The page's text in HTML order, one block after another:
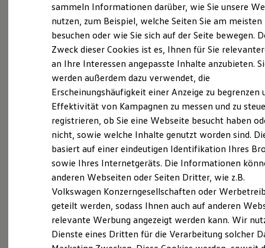
Reichweite
Reichweite der ID. Modelle
Reichweite im Winter
Laden
Laden unterwegs
Laden Zuhause
Ladezeitensimulator
Batterie
Sicherheit
Garantie und Lebensdauer
Nachhaltigkeit
Technologie
Kosten und Kauf
Verbrauchskosten
Kaufoptionen
E-Auto-Förderung
Software und Konnektivität
Die ID. Software 6
ID. Software Versionen und Updates
Digitale Extras
Schnittstellen zu Ihrem ID.
Exterieur
Harmonisch aufeinander abgestimmt: Mit
beleuchtendem VolkswagenLogo und schnittigen
Frontstoßfängern weiß der Golfoptisch zu
überzeugen. Auch die neuen Scheinwerfer und
Rückleuchten mit optionalen dynamischen
sammeln Informationen darüber, wie Sie unsere
nutzen, zum Beispiel, welche Seiten Sie am meisten
besuchen oder wie Sie sich auf der Seite bewegen.
Zweck dieser Cookies ist es, Ihnen für Sie
an Ihre Interessen angepasste Inhalte anzubieten.
werden außerdem dazu verwendet, die
Erscheinungshäufigkeit einer Anzeige zu begrenzen
Effektivität von Kampagnen zu messen und zu
registrieren, ob Sie eine Webseite besucht haben
nicht, sowie welche Inhalte genutzt worden sind.
basiert auf einer eindeutigen Identifikation Ihres
sowie Ihres Internetgeräts. Die Informationen
anderen Webseiten oder Seiten Dritter, wie z.B.
Volkswagen Konzerngesellschaften oder
geteilt werden, sodass Ihnen auch auf anderen
relevante Werbung angezeigt werden kann. Wir
Dienste eines Dritten für die Verarbeitung solcher